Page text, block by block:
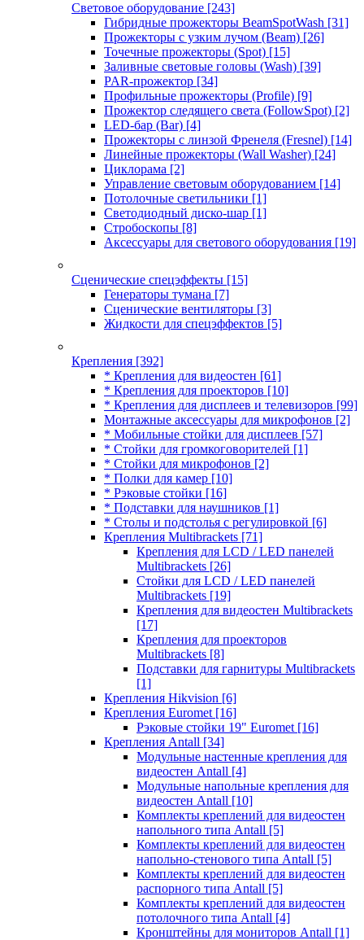
Световое оборудование [243]
Гибридные прожекторы BeamSpotWash [31]
Прожекторы с узким лучом (Beam) [26]
Точечные прожекторы (Spot) [15]
Заливные световые головы (Wash) [39]
PAR-прожектор [34]
Профильные прожекторы (Profile) [9]
Прожектор следящего света (FollowSpot) [2]
LED-бар (Bar) [4]
Прожекторы с линзой Френеля (Fresnel) [14]
Линейные прожекторы (Wall Washer) [24]
Циклорама [2]
Управление световым оборудованием [14]
Потолочные светильники [1]
Светодиодный диско-шар [1]
Стробоскопы [8]
Аксессуары для светового оборудования [19]
Сценические спецэффекты [15]
Генераторы тумана [7]
Сценические вентиляторы [3]
Жидкости для спецэффектов [5]
Крепления [392]
* Крепления для видеостен [61]
* Крепления для проекторов [10]
* Крепления для дисплеев и телевизоров [99]
Монтажные аксессуары для микрофонов [2]
* Мобильные стойки для дисплеев [57]
* Стойки для громкоговорителей [1]
* Стойки для микрофонов [2]
* Полки для камер [10]
* Рэковые стойки [16]
* Подставки для наушников [1]
* Столы и подстолья с регулировкой [6]
Крепления Multibrackets [71]
Крепления для LCD / LED панелей
Multibrackets [26]
Стойки для LCD / LED панелей
Multibrackets [19]
Крепления для видеостен Multibrackets
[17]
Крепления для проекторов
Multibrackets [8]
Подставки для гарнитуры Multibrackets
[1]
Крепления Hikvision [6]
Крепления Euromet [16]
Рэковые стойки 19" Euromet [16]
Крепления Antall [34]
Модульные настенные крепления для
видеостен Antall [4]
Модульные напольные крепления для
видеостен Antall [10]
Комплекты креплений для видеостен
напольного типа Antall [5]
Комплекты креплений для видеостен
напольно-стенового типа Antall [5]
Комплекты креплений для видеостен
распорного типа Antall [5]
Комплекты креплений для видеостен
потолочного типа Antall [4]
Кронштейны для мониторов Antall [1]